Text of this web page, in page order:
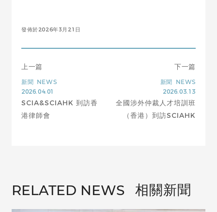
發佈於2026年3月21日
上一篇
新聞 NEWS
2026.04.01
SCIA&SCIAHK 到訪香
港律師會
下一篇
新聞
NEWS
2026.03.13
全國涉外仲裁人才培訓班
（香港）到訪SCIAHK
RELATED NEWS 相關新聞